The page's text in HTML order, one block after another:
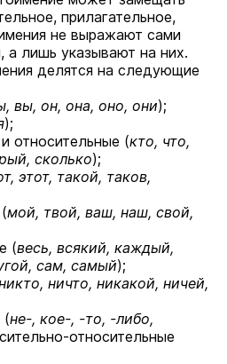
прилагательное,
не выражают сами
а лишь указывают на них.
делятся на следующие
вы, он, она, оно, они);
);
относительные (кто, что,
сколько);
этот, такой, таков,
мой, твой, ваш, наш, свой,
(весь, всякий, каждый,
сам, самый);
ничто, никакой, ничей,
(не-, кое-, -то, -либо,
относительные